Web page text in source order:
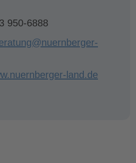
950-6888
land.de